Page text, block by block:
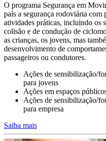
CONDUÇÃO EM
PROFISSIONAL
Conduzir em
A formação dos condutores da
formação
e objetivos diferenciados
viatura de serviço.
Condutores profissionais
risco
O programa Segurança em
país a segurança rodoviária com
atividades práticas, incluindo os
colisão e de condução de
as crianças, os jovens, mas
desenvolvimento de
passageiros ou condutores.
Ações de sensibilização/
para jovens
Ações em espaços
Ações de sensibilização/
para empresa
Saiba mais